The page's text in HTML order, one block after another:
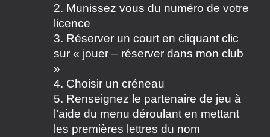
2. Munissez vous du numéro de votre
licence
3. Réserver un court en cliquant clic
sur « jouer – réserver dans mon club
»
4. Choisir un créneau
5. Renseignez le partenaire de jeu à
l’aide du menu déroulant en mettant
les premières lettres du nom